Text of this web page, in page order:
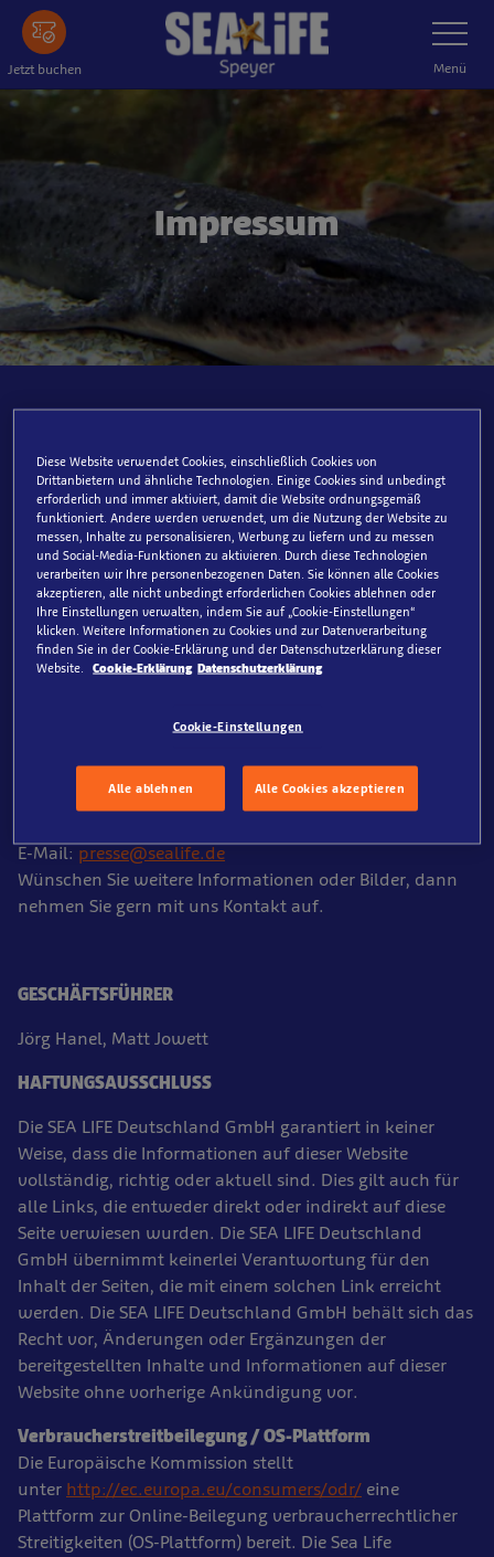
Zum
Hauptinhalt
springen
Jetzt buchen
Navigation
Menü
Impressum
Kehrwieder 5
D-20457 Hamburg
Amtsgericht Hamburg | HRB 97286
USt-IdNr. DE 223856624
Bei Anfragen zu Online-Tickets oder Buchungen
PRESSEFRAGEN
E-Mail: presse@sealife.de
Wünschen Sie weitere Informationen oder Bilder, dann
nehmen Sie gern mit uns Kontakt auf.
GESCHÄFTSFÜHRER
Jörg Hanel, Matt Jowett
HAFTUNGSAUSSCHLUSS
Die SEA LIFE Deutschland GmbH garantiert in keiner
Weise, dass die Informationen auf dieser Website
vollständig, richtig oder aktuell sind. Dies gilt auch für
alle Links, die entweder direkt oder indirekt auf diese
Seite verwiesen wurden. Die SEA LIFE Deutschland
GmbH übernimmt keinerlei Verantwortung für den
Inhalt der Seiten, die mit einem solchen Link erreicht
werden. Die SEA LIFE Deutschland GmbH behält sich das
Recht vor, Änderungen oder Ergänzungen der
bereitgestellten Inhalte und Informationen auf dieser
Website ohne vorherige Ankündigung vor.
Verbraucherstreitbeilegung / OS-Plattform
Die Europäische Kommission stellt
unter http://ec.europa.eu/consumers/odr/ eine
Plattform zur Online-Beilegung verbraucherrechtlicher
Streitigkeiten (OS-Plattform) bereit. Die Sea Life
Diese Website verwendet Cookies, einschließlich Cookies von
Drittanbietern und ähnliche Technologien. Einige Cookies sind unbedingt
erforderlich und immer aktiviert, damit die Website ordnungsgemäß
funktioniert. Andere werden verwendet, um die Nutzung der Website zu
messen, Inhalte zu personalisieren, Werbung zu liefern und zu messen
und Social-Media-Funktionen zu aktivieren. Durch diese Technologien
verarbeiten wir Ihre personenbezogenen Daten. Sie können alle Cookies
akzeptieren, alle nicht unbedingt erforderlichen Cookies ablehnen oder
Ihre Einstellungen verwalten, indem Sie auf „Cookie-Einstellungen“
klicken. Weitere Informationen zu Cookies und zur Datenverarbeitung
finden Sie in der Cookie-Erklärung und der Datenschutzerklärung dieser
Website.
Cookie-Erklärung Datenschutzerklärung
Cookie-Einstellungen
Alle ablehnen Alle Cookies akzeptieren